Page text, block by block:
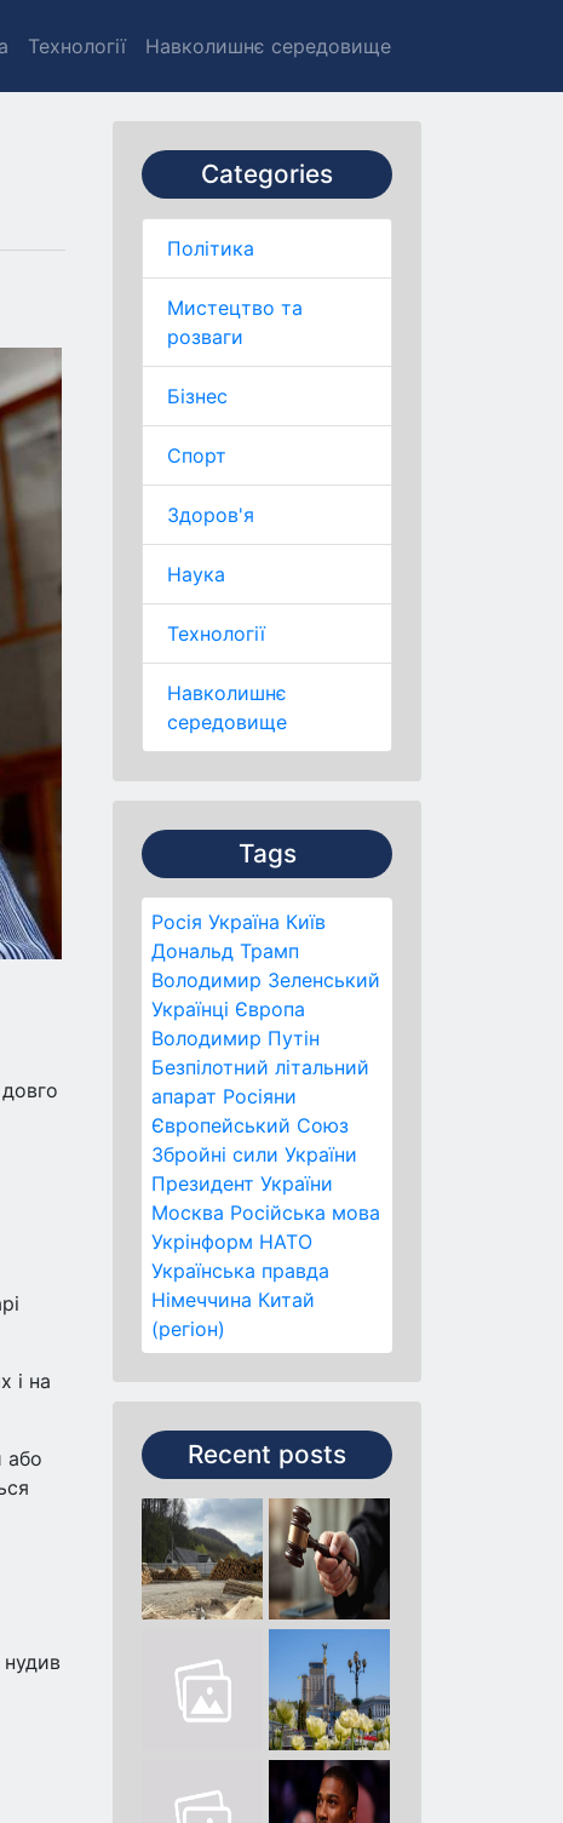
Технології Навколишнє середовище
Categories
Політика
Мистецтво та
розваги
Бізнес
Спорт
Здоров'я
Наука
Технології
Навколишнє
середовище
Tags
Росія Україна Київ
Дональд Трамп
Володимир Зеленський
Українці Європа
Володимир Путін
Безпілотний літальний
апарат Росіяни
Європейський Союз
Збройні сили України
Президент України
Москва Російська мова
Укрінформ НАТО
Українська правда
Німеччина Китай
(регіон)
Recent posts
і на
або
нудив